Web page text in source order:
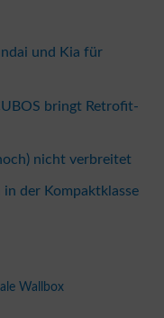
und Kia für
bringt Retrofit-
nicht verbreitet
in der Kompaktklasse
Wallbox